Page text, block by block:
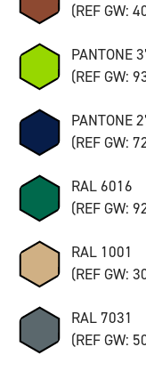
(REF GW:
PANTONE
(REF GW:
PANTONE
(REF GW:
RAL 6016
(REF GW:
RAL 1001
(REF GW:
RAL 7031
(REF GW: